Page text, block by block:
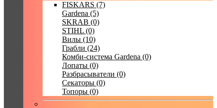
FISKARS (7)
Gardena (5)
SKRAB (0)
STIHL (0)
Вилы (10)
Грабли (24)
Комби-система Gardena (0)
Лопаты (0)
Разбрасыватели (0)
Секаторы (0)
Топоры (0)